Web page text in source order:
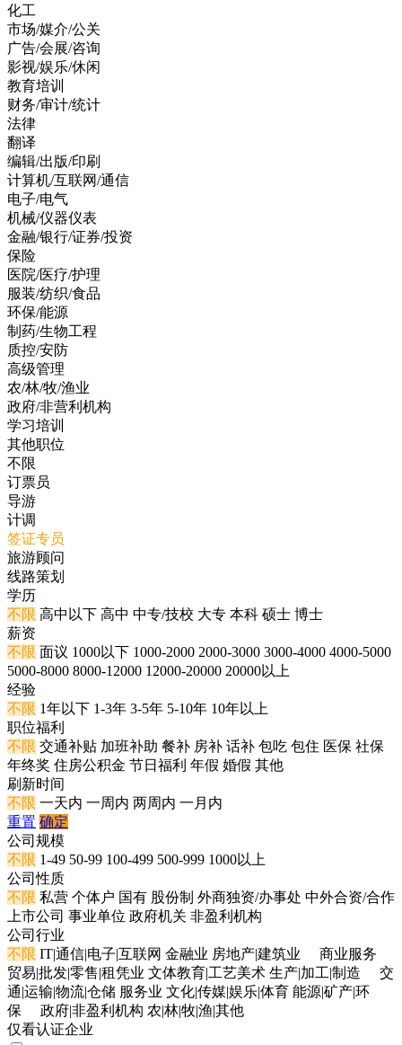
化工
市场/媒介/公关
广告/会展/咨询
影视/娱乐/休闲
教育培训
财务/审计/统计
法律
翻译
编辑/出版/印刷
计算机/互联网/通信
电子/电气
机械/仪器仪表
金融/银行/证券/投资
保险
医院/医疗/护理
服装/纺织/食品
环保/能源
制药/生物工程
质控/安防
高级管理
农/林/牧/渔业
政府/非营利机构
学习培训
其他职位
不限
订票员
导游
计调
签证专员
旅游顾问
线路策划
学历
不限 高中以下 高中 中专/技校 大专 本科 硕士 博士
薪资
不限 面议 1000以下 1000-2000 2000-3000 3000-4000 4000-5000
5000-8000 8000-12000 12000-20000 20000以上
经验
不限 1年以下 1-3年 3-5年 5-10年 10年以上
职位福利
不限 交通补贴 加班补助 餐补 房补 话补 包吃 包住 医保 社保
年终奖 住房公积金 节日福利 年假 婚假 其他
刷新时间
不限 一天内 一周内 两周内 一月内
重置 确定
公司规模
不限 1-49 50-99 100-499 500-999 1000以上
公司性质
不限 私营 个体户 国有 股份制 外商独资/办事处 中外合资/合作
上市公司 事业单位 政府机关 非盈利机构
公司行业
不限 IT|通信|电子|互联网 金融业 房地产|建筑业
商业服务
贸易|批发|零售|租凭业 文体教育|工艺美术 生产|加工|制造
交
通|运输|物流|仓储 服务业 文化|传媒|娱乐|体育 能源|矿产|环
保
政府|非盈利机构 农|林|牧|渔|其他
仅看认证企业